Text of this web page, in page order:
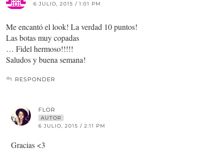
6 JULIO, 2015 / 1:01 PM
Me encantó el look! La verdad 10 puntos!
Las botas muy copadas
… Fidel hermoso!!!!!
Saludos y buena semana!
RESPONDER
FLOR
AUTOR
6 JULIO, 2015 / 2:11 PM
Gracias <3